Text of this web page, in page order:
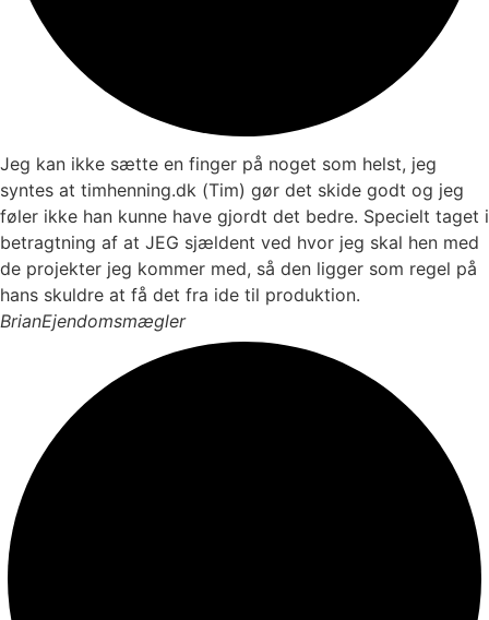
Jeg kan ikke sætte en finger på noget som helst, jeg
syntes at timhenning.dk (Tim) gør det skide godt og jeg
føler ikke han kunne have gjordt det bedre. Specielt taget i
betragtning af at JEG sjældent ved hvor jeg skal hen med
de projekter jeg kommer med, så den ligger som regel på
hans skuldre at få det fra ide til produktion.
BrianEjendomsmægler